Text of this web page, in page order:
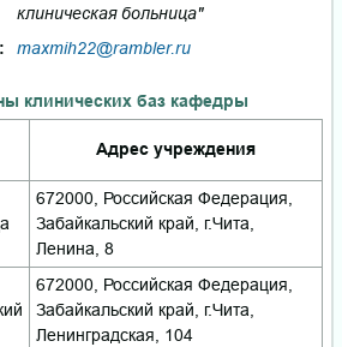
клиническая больница"
: maxmih22@rambler.ru
клинических баз кафедры
Адрес учреждения
672000, Российская Федерация,
Забайкальский край, г.Чита,
Ленина, 8
672000, Российская Федерация,
Забайкальский край, г.Чита,
Ленинградская, 104